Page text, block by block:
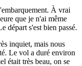
À vrai
que je n'ai même
départ s'est bien passé.
inquiet, mais nous
Le vol a duré environ
était très beau, on se